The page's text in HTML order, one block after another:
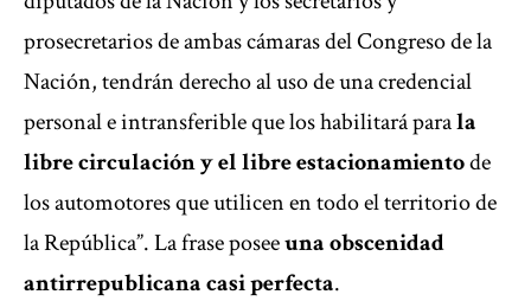
prosecretarios de ambas cámaras del Congreso de la
Nación, tendrán derecho al uso de una credencial
personal e intransferible que los habilitará parala
libre circulación y el libre estacionamientode
los automotores que utilicen en todo el territorio de
la República”. La frase poseeuna obscenidad
antirrepublicana casi perfecta.